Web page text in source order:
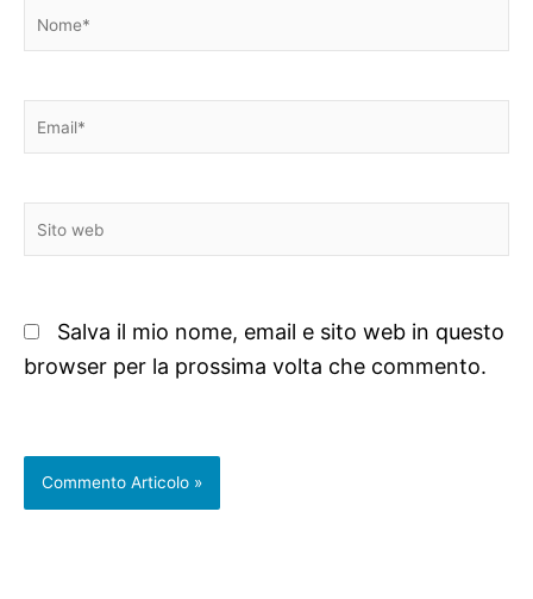
Nome*
Email*
Sito
web
Salva il mio nome, email e sito web in questo
browser per la prossima volta che commento.